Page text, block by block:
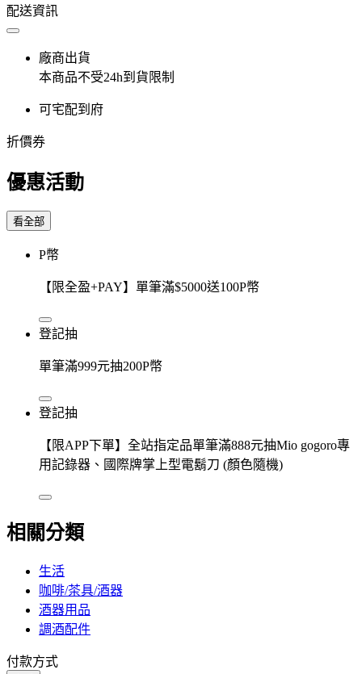
配送資訊
廠商出貨
本商品不受24h到貨限制
可宅配到府
折價券
優惠活動
看全部
P幣
【限全盈+PAY】單筆滿$5000送100P幣
登記抽
單筆滿999元抽200P幣
登記抽
【限APP下單】全站指定品單筆滿888元抽Mio gogoro專
用記錄器、國際牌掌上型電鬍刀 (顏色隨機)
相關分類
生活
咖啡/茶具/酒器
酒器用品
調酒配件
付款方式